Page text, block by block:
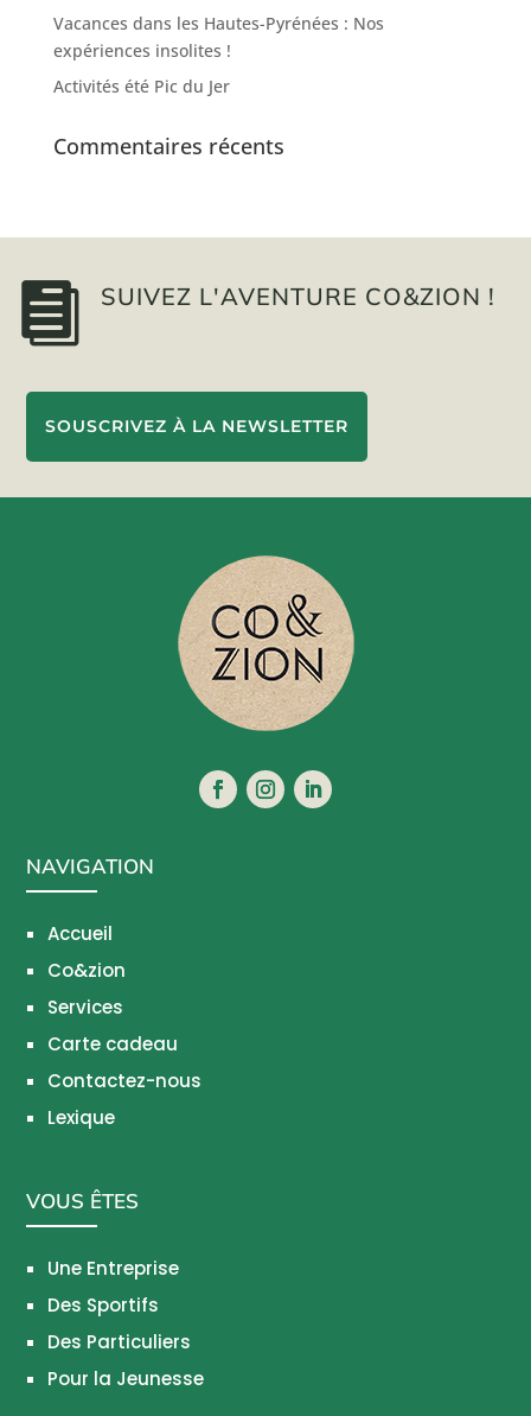
Vacances dans les Hautes-Pyrénées : Nos
expériences insolites !
Activités été Pic du Jer
Commentaires récents
 SUIVEZ L'AVENTURE CO&ZION !
SOUSCRIVEZ À LA NEWSLETTER
NAVIGATION
Accueil
Co&zion
Services
Carte cadeau
Contactez-nous
Lexique
VOUS ÊTES
Une Entreprise
Des Sportifs
Des Particuliers
Pour la Jeunesse